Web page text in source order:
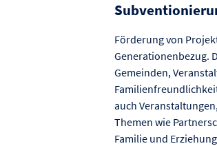
Förderung von
Generationenbezug.
Gemeinden,
auch
Themen wie
Familie und